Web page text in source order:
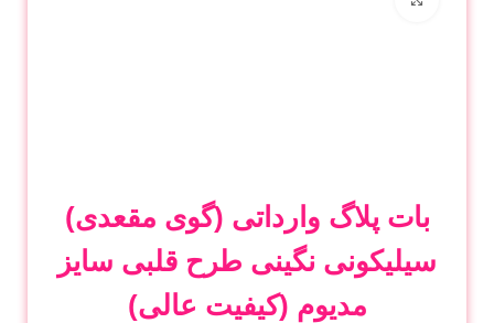
بات پلاگ وارداتی (گوی مقعدی)
سیلیکونی نگینی طرح قلبی سایز
مدیوم (کیفیت عالی)